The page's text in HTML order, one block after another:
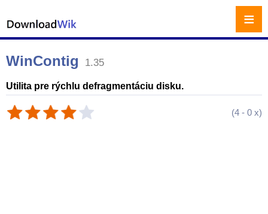
WinContig 1.35
Utilita pre rýchlu defragmentáciu disku.
(4 - 0 x)
≡